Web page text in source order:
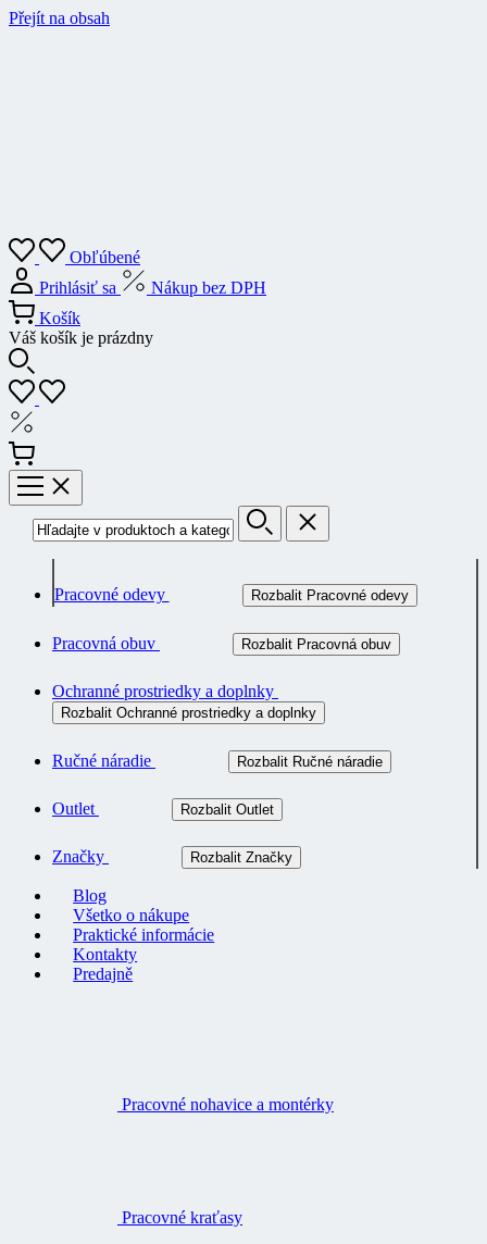
Přejít na obsah
Obľúbené
Prihlásiť sa
Nákup bez DPH
Košík
Váš košík je prázdny
Pracovné odevy Rozbalit Pracovné odevy
Pracovná obuv Rozbalit Pracovná obuv
Ochranné prostriedky a doplnky
Rozbalit Ochranné prostriedky a doplnky
Ručné náradie Rozbalit Ručné náradie
Outlet Rozbalit Outlet
Značky Rozbalit Značky
Blog
Všetko o nákupe
Praktické informácie
Kontakty
Predajně
Pracovné nohavice a montérky
Pracovné kraťasy